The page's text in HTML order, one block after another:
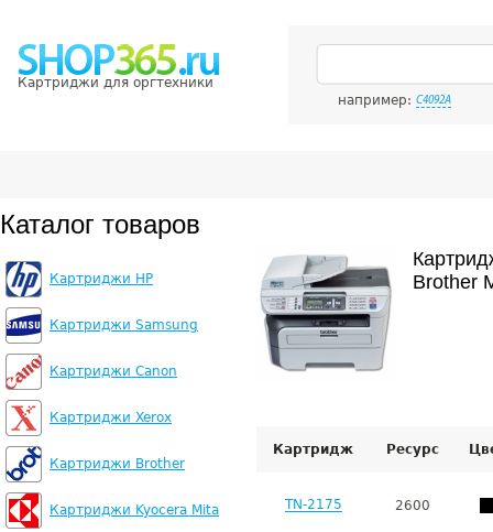
Картриджи для оргтехники
например: C4092A
Каталог товаров
Картриджи HP
Картриджи Samsung
Картриджи Canon
Картриджи Xerox
Картриджи Brother
Картриджи Kyocera Mita
Brother
Картридж Ресурс
TN-2175 2600